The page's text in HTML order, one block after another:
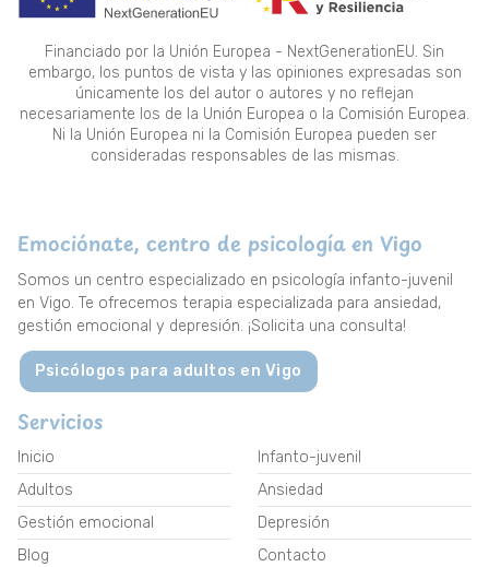
Financiado por la Unión Europea - NextGenerationEU. Sin
embargo, los puntos de vista y las opiniones expresadas son
únicamente los del autor o autores y no reflejan
necesariamente los de la Unión Europea o la Comisión Europea.
Ni la Unión Europea ni la Comisión Europea pueden ser
consideradas responsables de las mismas.
Emociónate, centro de psicología en Vigo
Somos un centro especializado en psicología infanto-juvenil
en Vigo. Te ofrecemos terapia especializada para ansiedad,
gestión emocional y depresión. ¡Solicita una consulta!
Psicólogos para adultos en Vigo
Servicios
Inicio
Infanto-juvenil
Adultos
Ansiedad
Gestión emocional
Depresión
Blog
Contacto